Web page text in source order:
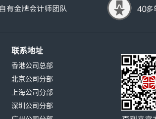
联系地址
香港公司总部
北京公司分部
上海公司分部
深圳公司分部